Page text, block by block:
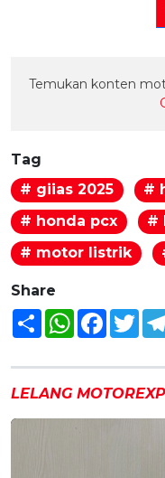
Temukan konten
Tag
# giias 2025
#
# honda pcx
#
# motor listrik
Share
Share WhatsApp
LELANG